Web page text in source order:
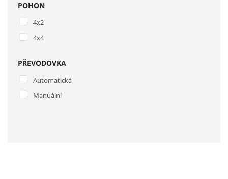
POHON
4x2
4x4
PŘEVODOVKA
Automatická
Manuální